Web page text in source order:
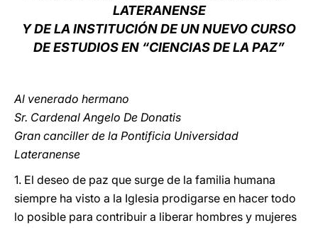
LATERANENSE
Y DE LA INSTITUCIÓN DE UN NUEVO CURSO
DE ESTUDIOS EN “CIENCIAS DE LA PAZ”
Al venerado hermano
Sr. Cardenal Angelo De Donatis
Gran canciller de la Pontificia Universidad
Lateranense
1. El deseo de paz que surge de la familia humana
siempre ha visto a la Iglesia prodigarse en hacer todo
lo posible para contribuir a liberar hombres y mujeres